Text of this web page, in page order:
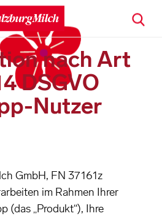
nach Art
DSGVO
Nutzer
GmbH, FN 37161z
im Rahmen Ihrer
(das „Produkt“), Ihre